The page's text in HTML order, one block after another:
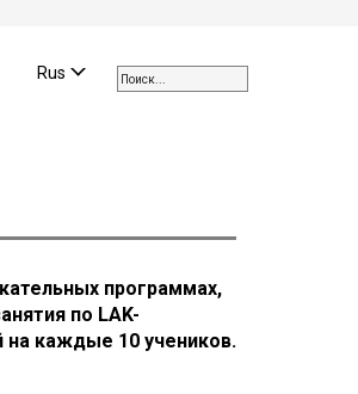
the
up
Rus
программах,
по LAK-
каждые 10 учеников.